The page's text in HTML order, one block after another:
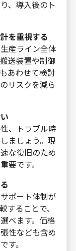
、導入後のト
を重視する
産ライン全体
送装置や制御
あわせて検討
リスクを減ら
、トラブル時
ましょう。現
な復旧のため
要です。
ポート体制が
することで、
べます。価格
性なども含め
す。